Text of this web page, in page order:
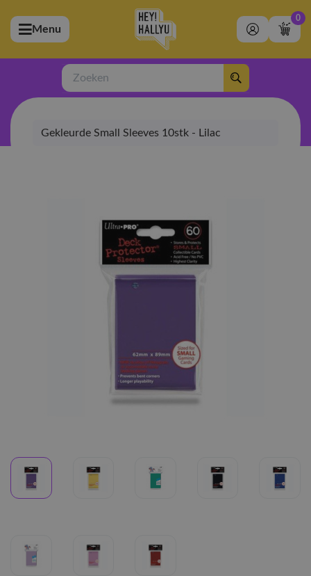
(Artiesten)
(Merchandise)
(Exclusive)
(Winkel)
Menu
0
Zoeken
Gekleurde Small Sleeves 10stk - Lilac